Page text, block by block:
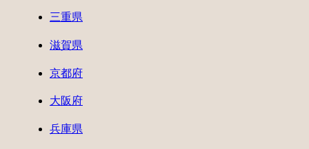
三重県
滋賀県
京都府
大阪府
兵庫県